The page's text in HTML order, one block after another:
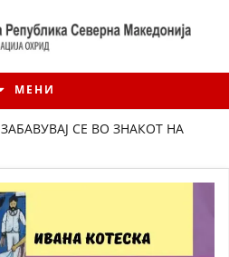
МЕНИ
ЗАБАВУВАЈ СЕ ВО ЗНАКОТ НА